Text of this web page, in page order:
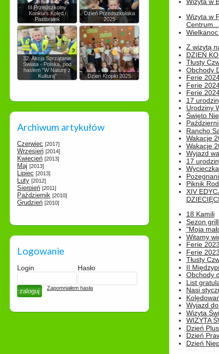
III Przedszkolny
Konkurs Kolęd i
Pastorałek
Dzień Przedszkolaka
2025
32. Akcja Sprzątanie
Świata - Polska, pod
hasłem "W Naturę z
Kulturą"
Dzień Kropki 2025
Archiwum artykułów
Czerwiec [2017]
Wrzesień [2014]
Kwiecień [2013]
Maj [2013]
Lipiec [2013]
Luty [2012]
Sierpień [2011]
Październik [2010]
Grudzień [2010]
Logowanie
Login Hasło
Zapomniałem hasła
Wizyta w
Centrum...
Z wizytą
DZIEŃ
Tłusty
Obchody
Ferie
Ferie
Ferie
17
Urodziny
Święto
Rancho
Wakacje
Wakacje
Wyjazd
17
Piknik
XIV
18 Kamili
Sezon
"Moja
Witamy
Ferie
Ferie
Tłusty
II
Obchody
List
Nasi
Wyjazd
Wizyta
WIZYTA
Dzień
Dzień
Dzień